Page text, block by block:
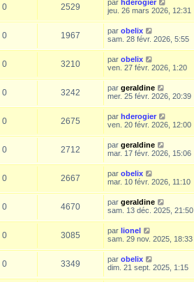
0 2529 par hderogier
jeu. 26 mars 2026, 12:31
0 1967 par obelix
sam. 28 févr. 2026, 5:55
0 3210 par obelix
ven. 27 févr. 2026, 1:20
0 3242 par geraldine
mer. 25 févr. 2026, 20:39
0 2675 par hderogier
ven. 20 févr. 2026, 12:00
0 2712 par geraldine
mar. 17 févr. 2026, 15:06
0 2667 par obelix
mar. 10 févr. 2026, 11:10
0 4670 par geraldine
sam. 13 déc. 2025, 21:50
0 3085 par lionel
sam. 29 nov. 2025, 18:33
0 3349 par obelix
dim. 21 sept. 2025, 1:15